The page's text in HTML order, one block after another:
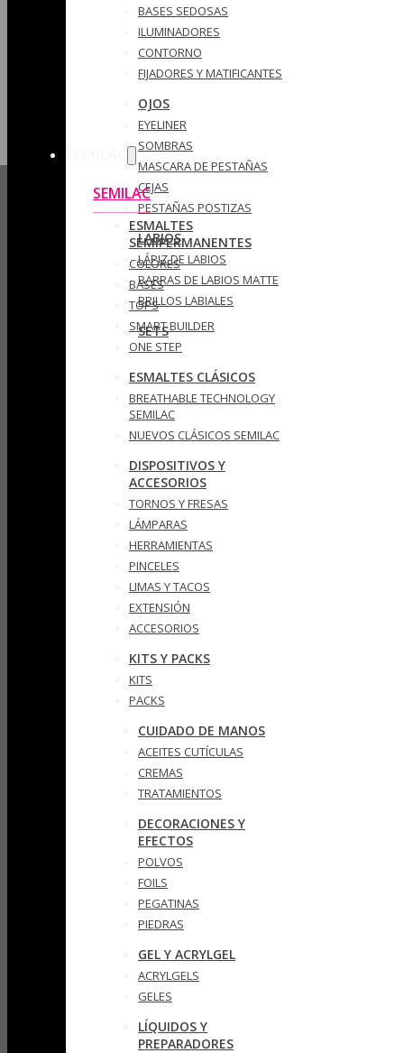
BASES SEDOSAS
ILUMINADORES
CONTORNO
FIJADORES Y MATIFICANTES
OJOS
EYELINER
SOMBRAS
MASCARA DE PESTAÑAS
CEJAS
PESTAÑAS POSTIZAS
LABIOS
LÁPIZ DE LABIOS
BARRAS DE LABIOS MATTE
BRILLOS LABIALES
SETS
SEMILAC
ESMALTES
SEMIPERMANENTES
COLORES
BASES
TOPS
SMART BUILDER
ONE STEP
ESMALTES CLÁSICOS
BREATHABLE TECHNOLOGY
SEMILAC
NUEVOS CLÁSICOS SEMILAC
DISPOSITIVOS Y
ACCESORIOS
TORNOS Y FRESAS
LÁMPARAS
HERRAMIENTAS
PINCELES
LIMAS Y TACOS
EXTENSIÓN
ACCESORIOS
KITS Y PACKS
KITS
PACKS
CUIDADO DE MANOS
ACEITES CUTÍCULAS
CREMAS
TRATAMIENTOS
DECORACIONES Y
EFECTOS
POLVOS
FOILS
PEGATINAS
PIEDRAS
GEL Y ACRYLGEL
ACRYLGELS
GELES
LÍQUIDOS Y
PREPARADORES